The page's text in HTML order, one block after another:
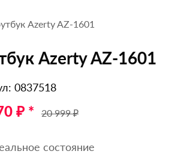
Azerty AZ-1601
Azerty AZ-1601
0837518
₽ * 20 999 ₽
состояние